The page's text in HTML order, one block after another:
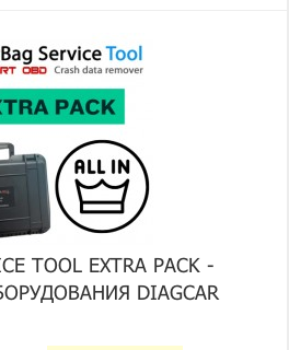
TOOL EXTRA PACK -
DIAGCAR